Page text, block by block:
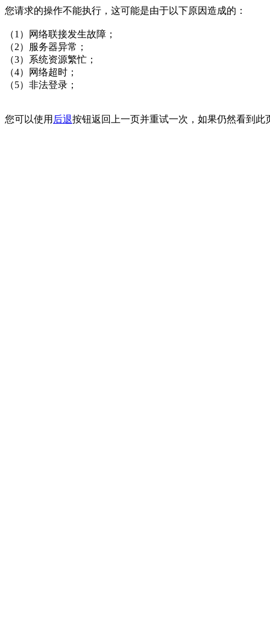
您请求的操作不能执行，这可能是由于以下原因造成的：
（1）网络联接发生故障；
（2）服务器异常；
（3）系统资源繁忙；
（4）网络超时；
（5）非法登录；
您可以使用 后退按钮返回上一页并重试一次，如果仍然看到此